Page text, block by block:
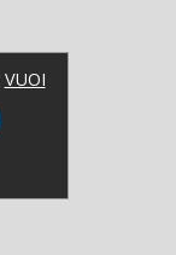
VUOI